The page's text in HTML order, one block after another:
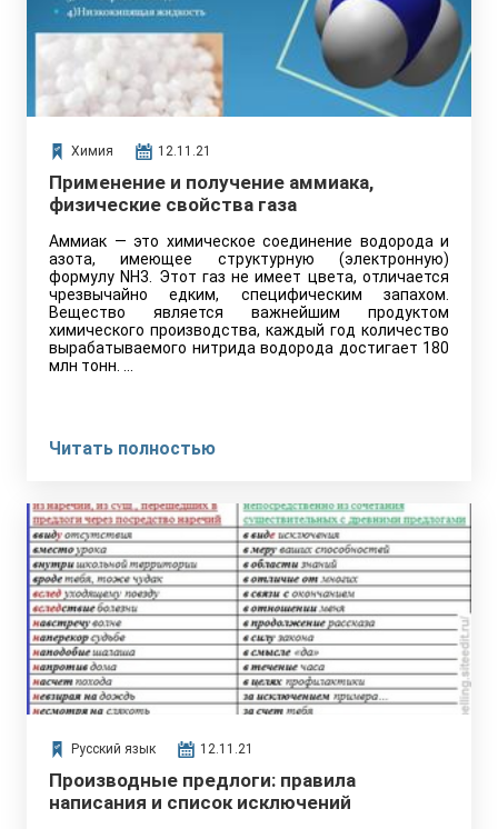
Химия 12.11.21
Применение и получение аммиака,
физические свойства газа
Аммиак — это химическое соединение водорода и
азота, имеющее структурную (электронную)
формулу NH3. Этот газ не имеет цвета, отличается
чрезвычайно едким, специфическим запахом.
Вещество является важнейшим продуктом
химического производства, каждый год количество
вырабатываемого нитрида водорода достигает 180
млн тонн. …
Читать полностью
Русский язык 12.11.21
Производные предлоги: правила
написания и список исключений